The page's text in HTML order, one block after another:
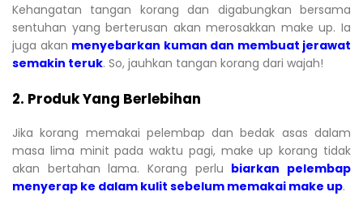
Kehangatan tangan korang dan digabungkan bersama
sentuhan yang berterusan akan merosakkan make up. Ia
juga akan menyebarkan kuman dan membuat jerawat
semakin teruk. So, jauhkan tangan korang dari wajah!
2. Produk Yang Berlebihan
Jika korang memakai pelembap dan bedak asas dalam
masa lima minit pada waktu pagi, make up korang tidak
akan bertahan lama. Korang perlu biarkan pelembap
menyerap ke dalam kulit sebelum memakai make up.